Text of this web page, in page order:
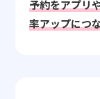
予約をアプリ
率アップにつ